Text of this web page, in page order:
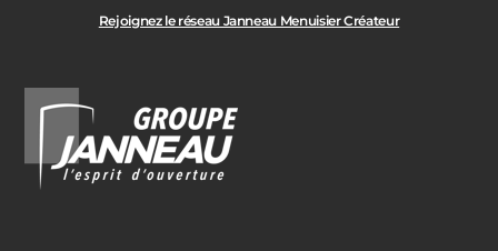
Rejoignez le réseau Janneau Menuisier Créateur